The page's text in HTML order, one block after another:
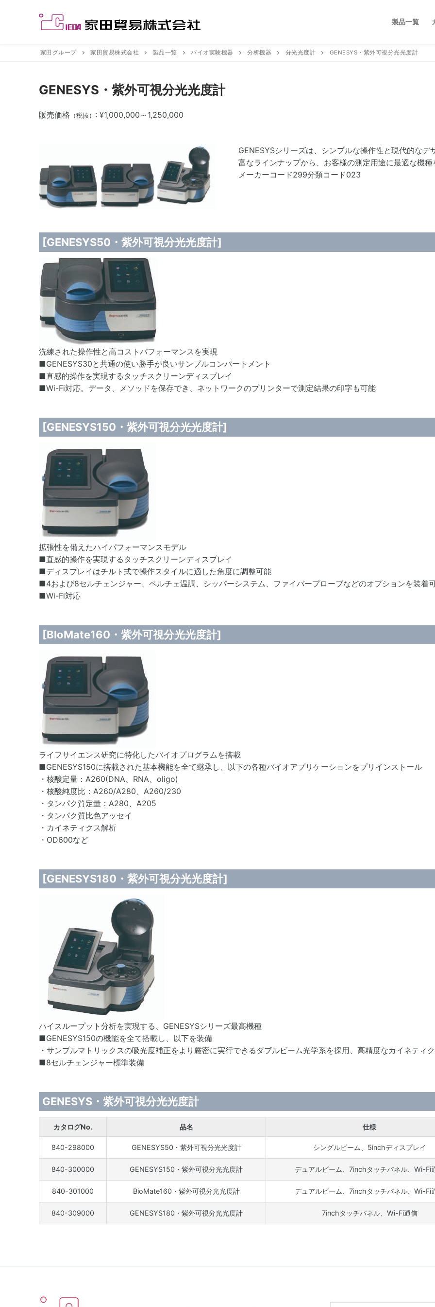
製品一覧
家田グループ 家田貿易株式会社 製品一覧 バイオ実験機器 分析機器 分光光度計 GENESYS・紫外可視分光光度計
GENESYS・紫外可視分光光度計
販売価格 （税抜） : ¥1,000,000～1,250,000
GENESYSシリーズは、シンプルな操作性と現代的な
富なラインナップから、お客様の測定用途に最適な機
メーカーコード299分類コード023
[GENESYS50・紫外可視分光光度計]
洗練された操作性と高コストパフォーマンスを実現
■GENESYS30と共通の使い勝手が良いサンプルコンパートメント
■直感的操作を実現するタッチスクリーンディスプレイ
■Wi-Fi対応。データ、メソッドを保存でき、ネットワークのプリンターで測定結果の印字も可能
[GENESYS150・紫外可視分光光度計]
拡張性を備えたハイパフォーマンスモデル
■直感的操作を実現するタッチスクリーンディスプレイ
■ディスプレイはチルト式で操作スタイルに適した角度に調整可能
■4および8セルチェンジャー、ペルチェ温調、シッパーシステム、ファイバープローブなどのオプションを装着
■Wi-Fi対応
[BIoMate160・紫外可視分光光度計]
ライフサイエンス研究に特化したバイオプログラムを搭載
■GENESYS150に搭載された基本機能を全て継承し、以下の各種バイオアプリケーションをプリインストール
・核酸定量：A260(DNA、RNA、oligo)
・核酸純度比：A260/A280、A260/230
・タンパク質定量：A280、A205
・タンパク質比色アッセイ
・カイネティクス解析
・OD600など
[GENESYS180・紫外可視分光光度計]
ハイスループット分析を実現する、GENESYSシリーズ最高機種
■GENESYS150の機能を全て搭載し、以下を装備
・サンプルマトリックスの吸光度補正をより厳密に実行できるダブルビーム光学系を採用、高精度なカイネティ
■8セルチェンジャー標準装備
GENESYS・紫外可視分光光度計
カタログNo. 品名 仕様
840-298000 GENESYS50・紫外可視分光光度計 シングルビーム、5inchディスプレイ
840-300000 GENESYS150・紫外可視分光光度計 デュアルビーム、7inchタッチパネル、Wi-Fi
840-301000 BioMate160・紫外可視分光光度計 デュアルビーム、7inchタッチパネル、Wi-Fi
840-309000 GENESYS180・紫外可視分光光度計 7inchタッチパネル、Wi-Fi通信